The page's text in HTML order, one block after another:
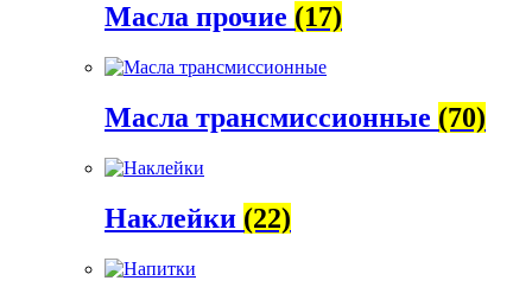
Масла прочие (17)
Масла трансмиссионные (70)
Наклейки (22)